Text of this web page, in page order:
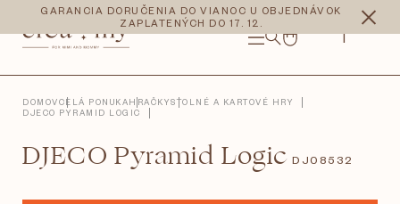
obsah
GARANCIA DORUČENIA DO VIANOC U OBJEDNÁVOK
ZAPLATENÝCH DO 17. 12.
NÁKUPNÝ
CZK EUR
DOMOVCELÁ PONUKAHRAČKYSTOLNÉ A KARTOVÉ HRY
DJECO PYRAMID LOGIC
DJECO Pyramid Logic DJ08532